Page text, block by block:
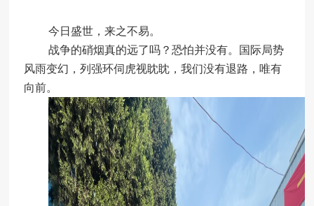
今日盛世，来之不易。
战争的硝烟真的远了吗？恐怕并没有。国际局势
风雨变幻，列强环伺虎视眈眈，我们没有退路，唯有
向前。